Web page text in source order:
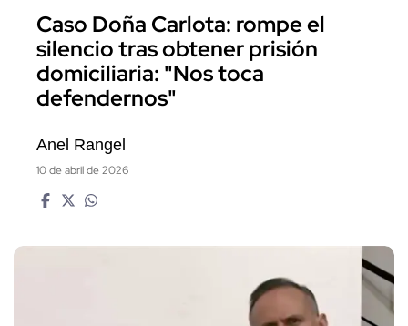
Caso Doña Carlota: rompe el
silencio tras obtener prisión
domiciliaria: "Nos toca
defendernos"
Anel Rangel
10 de abril de 2026